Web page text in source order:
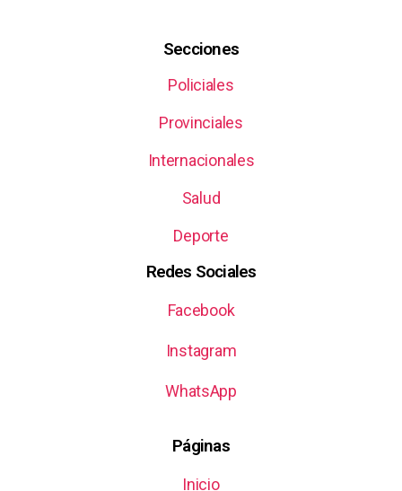
Secciones
Policiales
Provinciales
Internacionales
Salud
Deporte
Redes Sociales
Facebook
Instagram
WhatsApp
Páginas
Inicio